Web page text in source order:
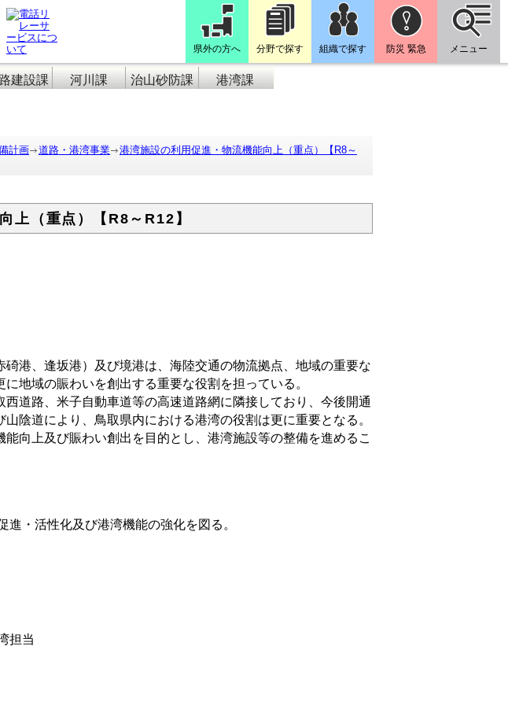
県外の方へ 分野で探す 組織で探す 防災 緊急 メニュー
建設課 河川課 治山砂防課 港湾課
計画 道路・港湾事業
港湾施設の利用促進・物流機能向上（重点）【R8～
上（重点）【R8～R12】
港、逢坂港）及び境港は、海陸交通の物流拠点、地域の重要な
地域の賑わいを創出する重要な役割を担っている。
道路、米子自動車道等の高速道路網に隣接しており、今後開通
陰道により、鳥取県内における港湾の役割は更に重要となる。
向上及び賑わい創出を目的とし、港湾施設等の整備を進めるこ
進・活性化及び港湾機能の強化を図る。
担当